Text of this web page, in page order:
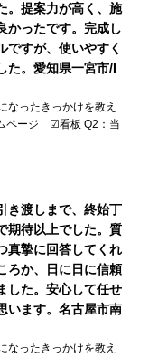
。提案力が高く、施
かったです。完成し
ですが、使いやすく
た。愛知県一宮市/I
なったきっかけを教え
ページ ☑看板 Q2：当
き渡しまで、終始丁
期待以上でした。質
真摯に回答してくれ
ろか、日に日に信頼
した。安心して任せ
います。名古屋市南
なったきっかけを教え